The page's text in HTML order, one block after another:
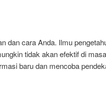
dan cara Anda. Ilmu
tidak akan efektif di
baru dan mencoba